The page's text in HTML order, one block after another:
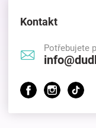
Kontakt
Potřebujete